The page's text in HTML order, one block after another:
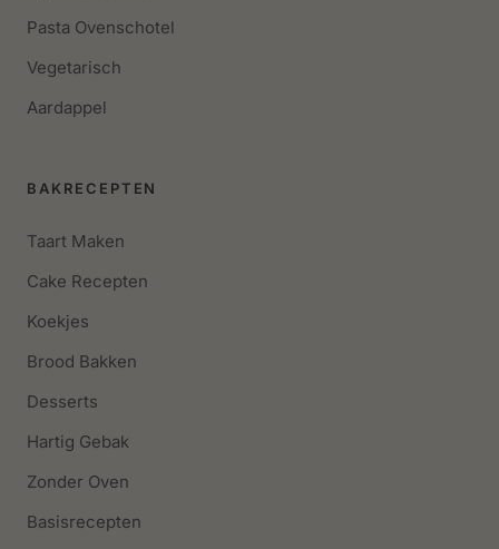
Pasta Ovenschotel
Vegetarisch
Aardappel
BAKRECEPTEN
Taart Maken
Cake Recepten
Koekjes
Brood Bakken
Desserts
Hartig Gebak
Zonder Oven
Basisrecepten